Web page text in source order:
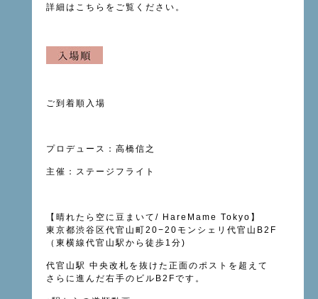
詳細は こちら をご覧ください。
ご到着順入場
プロデュース：高橋信之
主催：ステージフライト
【晴れたら空に豆まいて / HareMame Tokyo 】
東京都渋谷区代官山町20−20 モンシェリ代官山 B2F
（東横線 代官山駅 から徒歩 1 分)
代官山駅 中央改札を抜けた正面のポストを超えて
さらに進んだ右手のビル B2Fです。